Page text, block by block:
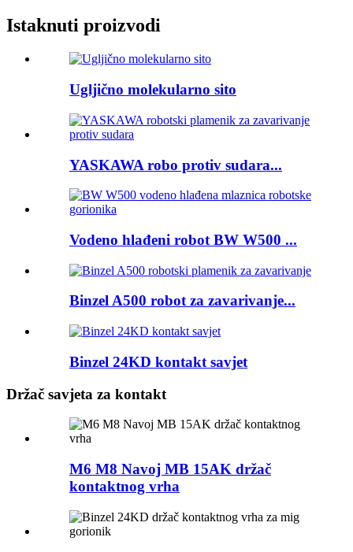
Istaknuti proizvodi
Ugljično molekularno sito
YASKAWA robo protiv sudara...
Vodeno hlađeni robot BW W500 ...
Binzel A500 robot za zavarivanje...
Binzel 24KD kontakt savjet
Držač savjeta za kontakt
M6 M8 Navoj MB 15AK držač
kontaktnog vrha